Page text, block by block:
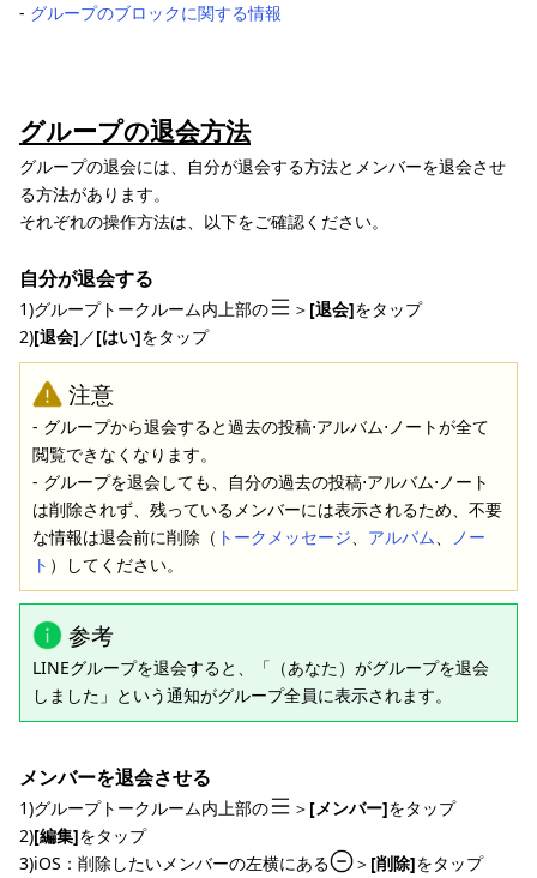
- グループのブロックに関する情報
グループの退会方法
グループの退会には、自分が退会する方法とメンバーを退会させ
る方法があります。
それぞれの操作方法は、以下をご確認ください。
自分が退会する
1)グループトークルーム内上部の ＞ [退会]をタップ
2)[退会]／[はい]をタップ
注意
- グループから退会すると過去の投稿⋅アルバム⋅ノートが全て
閲覧できなくなります。
- グループを退会しても、自分の過去の投稿⋅アルバム⋅ノート
は削除されず、残っているメンバーには表示されるため、不要
な情報は退会前に削除（ トークメッセージ、 アルバム、
ノー
ト ）してください。
参考
LINEグループを退会すると、「（あなた）がグループを退会
しました」という通知がグループ全員に表示されます。
メンバーを退会させる
1)グループトークルーム内上部の ＞ [メンバー]をタップ
2)[編集]をタップ
3)iOS：削除したいメンバーの左横にある
＞ [削除]をタップ